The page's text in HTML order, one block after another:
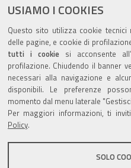
USIAMO I COOKIES
Questo sito utilizza cookie
delle pagine, e cookie di
tutti i cookiesi acconsente
profilazione. Chiudendo il banner
necessari alla navigazione e
disponibili. Le preferenze
momento dal menu laterale
Per maggiori informazioni, ti
Policy.
SOLO
Se hai dimenticato la